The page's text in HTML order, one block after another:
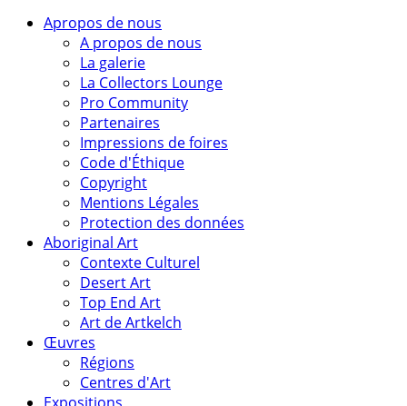
Apropos de nous
A propos de nous
La galerie
La Collectors Lounge
Pro Community
Partenaires
Impressions de foires
Code d'Éthique
Copyright
Mentions Légales
Protection des données
Aboriginal Art
Contexte Culturel
Desert Art
Top End Art
Art de Artkelch
Œuvres
Régions
Centres d'Art